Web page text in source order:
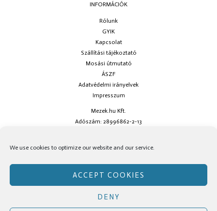
We use cookies to optimize our website and our service.
ACCEPT COOKIES
DENY
INFORMÁCIÓK
Rólunk
GYIK
Kapcsolat
Szállítási tájékoztató
Mosási útmutató
ÁSZF
Adatvédelmi irányelvek
Impresszum
Mezek.hu Kft.
Adószám: 28996862-2-13
social oldalainkon!
Copyright © Mezek.hu 2026 Mezek.hu